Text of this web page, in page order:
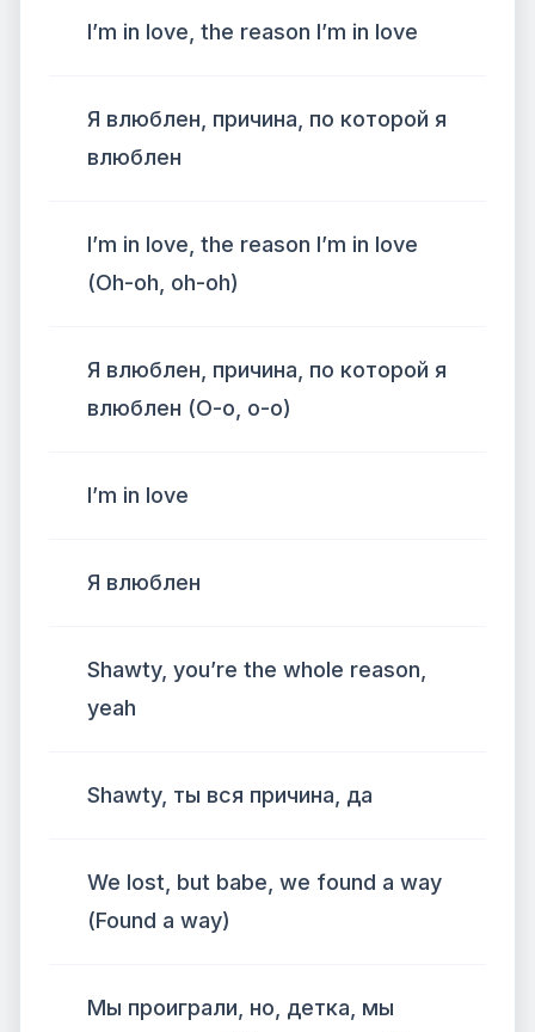
I’m in love, the reason I’m in love
Я влюблен, причина, по которой я
влюблен
I’m in love, the reason I’m in love
(Oh-oh, oh-oh)
Я влюблен, причина, по которой я
влюблен (О-о, о-о)
I’m in love
Я влюблен
Shawty, you’re the whole reason,
yeah
Shawty, ты вся причина, да
We lost, but babe, we found a way
(Found a way)
Мы проиграли, но, детка, мы